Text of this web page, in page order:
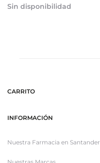
Sin disponibilidad
CARRITO
INFORMACIÓN
Nuestra Farmacia en Santander